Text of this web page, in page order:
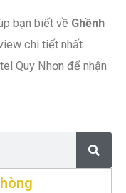
bạn biết về Ghềnh
chi tiết nhất.
Quy Nhơn để nhận